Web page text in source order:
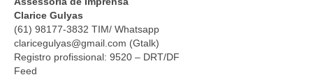
Clarice Gulyas
(61) 98177-3832 TIM/ Whatsapp
claricegulyas@gmail.com (Gtalk)
Registro profissional: 9520 – DRT/DF
Feed